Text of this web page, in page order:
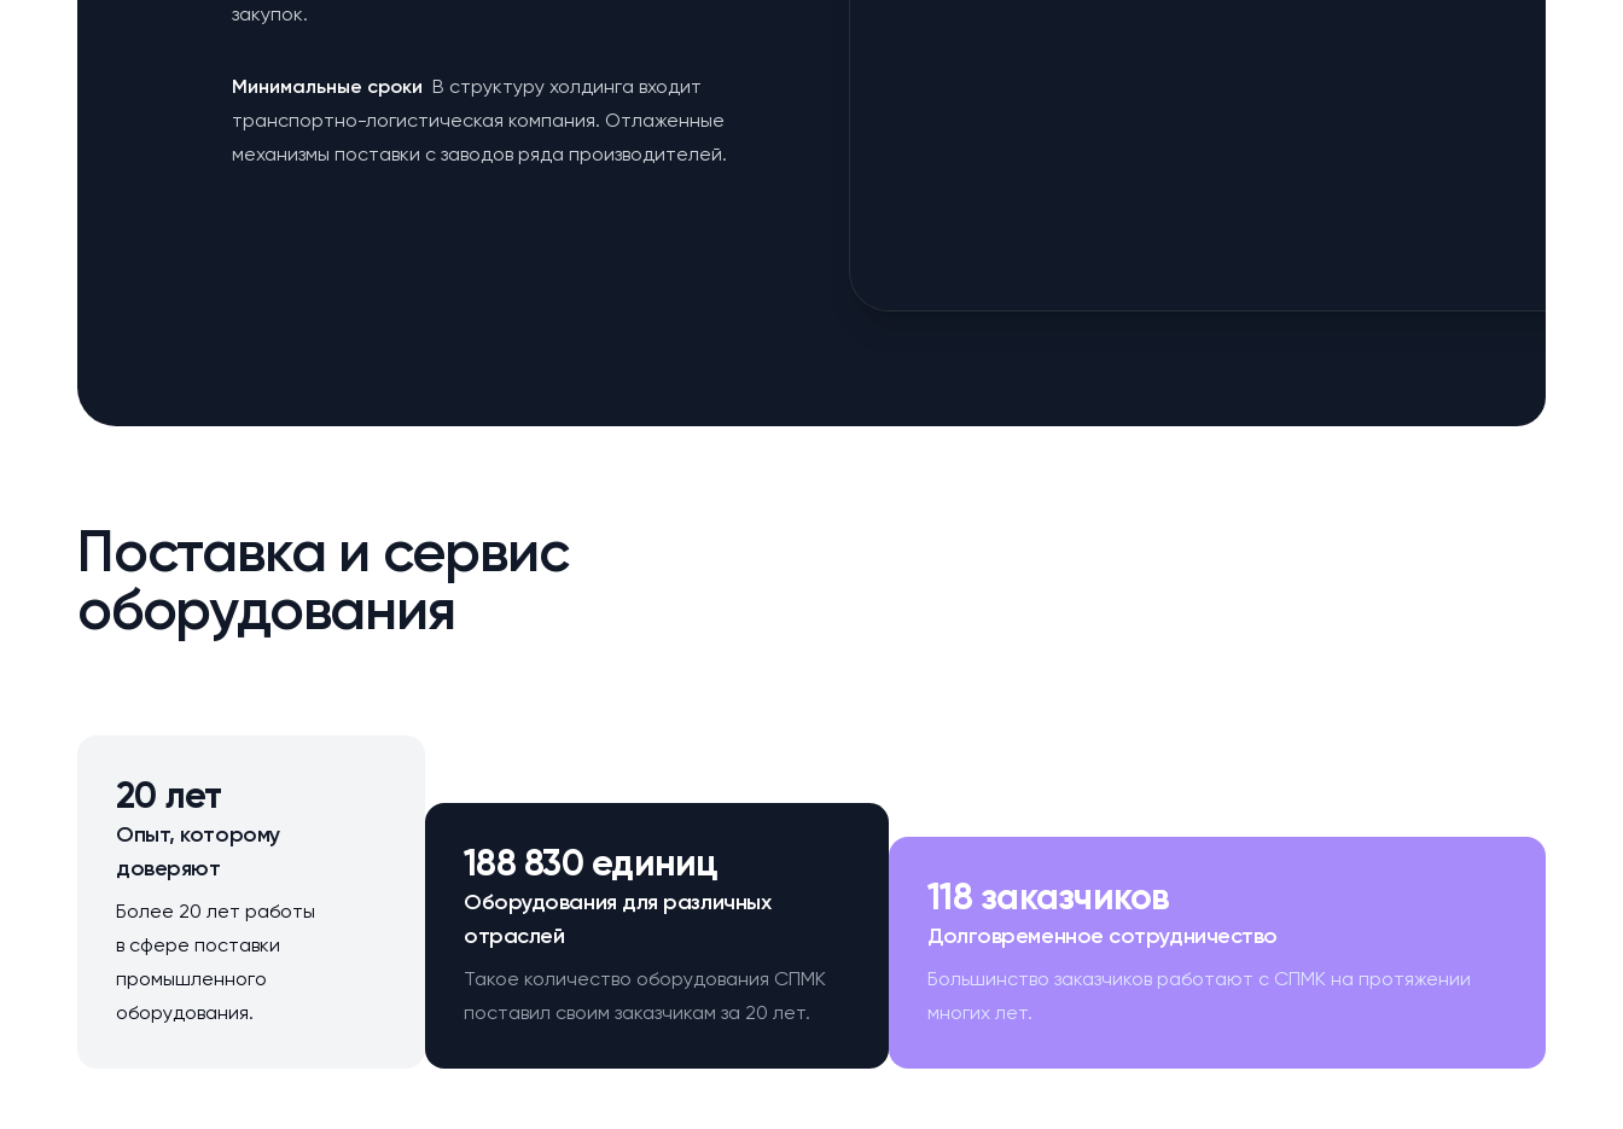
закупок.
Минимальные сроки В структуру холдинга входит
транспортно-логистическая компания. Отлаженные
механизмы поставки с заводов ряда производителей.
Поставка и сервис
оборудования
20 лет
Опыт, которому
доверяют
Более 20 лет работы
в сфере поставки
промышленного
оборудования.
188 830 единиц
Оборудования для различных
отраслей
Такое количество оборудования СПМК
поставил своим заказчикам за 20 лет.
118 заказчиков
Долговременное сотрудничество
Большинство заказчиков работают с СПМК на протяжении
многих лет.